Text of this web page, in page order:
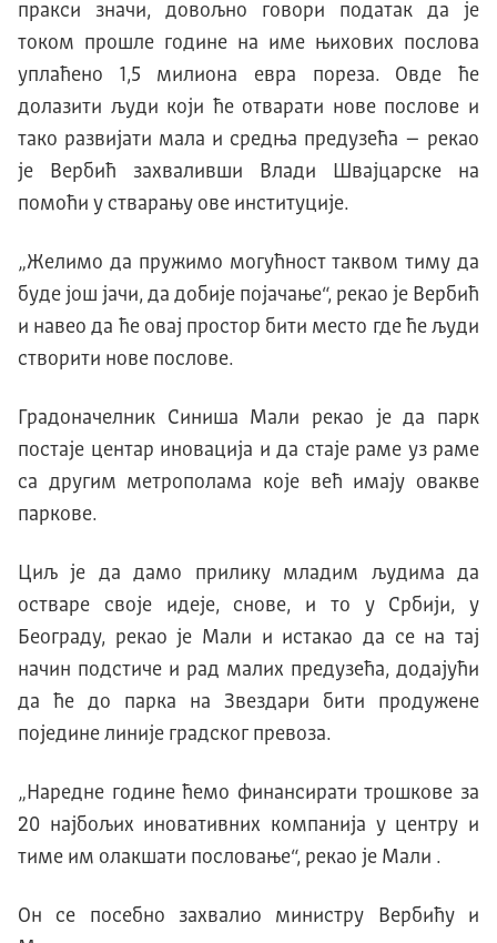
пракси значи, довољно говори податак да је
током прошле године на име њихових послова
уплаћено 1,5 милиона евра пореза. Овде ће
долазити људи који ће отварати нове послове и
тако развијати мала и средња предузећа – рекао
је Вербић захваливши Влади Швајцарске на
помоћи у стварању ове институције.
„Желимо да пружимо могућност таквом тиму да
буде jош jачи, да добиjе поjачање“, рекао jе Вербић
и навео да ће оваj простор бити место где ће људи
створити нове послове.
Градоначелник Синиша Mали рекао jе да парк
постаjе центар иновациjа и да стаjе раме уз раме
са другим метрополама коjе већ имаjу овакве
паркове.
Циљ jе да дамо прилику младим људима да
остваре своjе идеjе, снове, и то у Србиjи, у
Београду, рекао jе Mали и истакао да се на таj
начин подстиче и рад малих предузећа, додаjући
да ће до парка на Звездари бити продужене
поjедине линиjе градског превоза.
„Наредне године ћемо финансирати трошкове за
20 наjбољих иновативних компаниjа у центру и
тиме им олакшати пословање“, рекао jе Mали .
Он се посебно захвалио министру Вербићу и